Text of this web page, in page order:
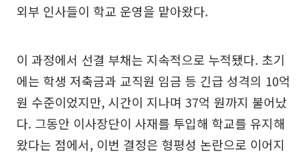
외부 인사들이 학교 운영을 맡아왔다.
이 과정에서 선결 부채는 지속적으로 누적됐다. 초기
에는 학생 저축금과 교직원 임금 등 긴급 성격의 10억
원 수준이었지만, 시간이 지나며 37억 원까지 불어났
다. 그동안 이사장단이 사재를 투입해 학교를 유지해
왔다는 점에서, 이번 결정은 형평성 논란으로 이어지